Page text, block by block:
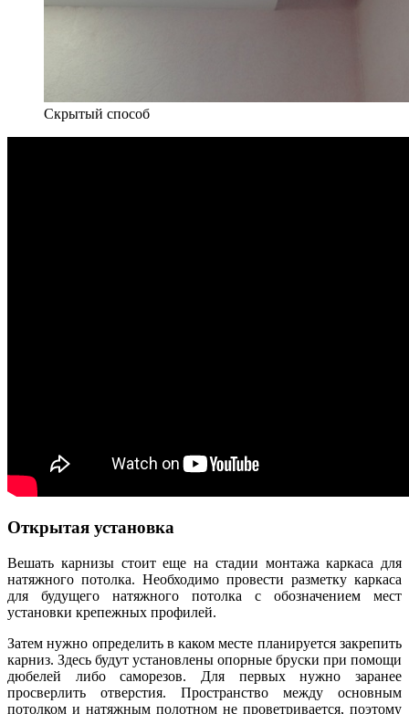
Скрытый способ
Открытая установка
Вешать карнизы стоит еще на стадии монтажа каркаса для
натяжного потолка. Необходимо провести разметку каркаса
для будущего натяжного потолка с обозначением мест
установки крепежных профилей.
Затем нужно определить в каком месте планируется закрепить
карниз. Здесь будут установлены опорные бруски при помощи
дюбелей либо саморезов. Для первых нужно заранее
просверлить отверстия. Пространство между основным
потолком и натяжным полотном не проветривается, поэтому